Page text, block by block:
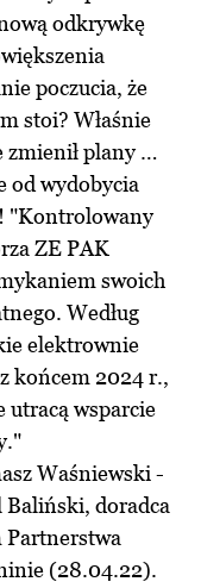
odkrywkę
poczucia, że
stoi? Właśnie
zmienił plany …
od wydobycia
"Kontrolowany
ZE PAK
swoich
Według
elektrownie
końcem 2024 r.,
utracą wsparcie
Waśniewski -
Baliński, doradca
Partnerstwa
(28.04.22).